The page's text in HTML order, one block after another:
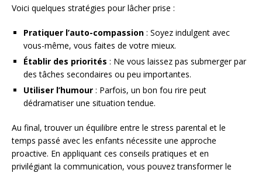
Voici quelques stratégies pour lâcher prise :
Pratiquer l’auto-compassion : Soyez indulgent avec
vous-même, vous faites de votre mieux.
Établir des priorités : Ne vous laissez pas submerger par
des tâches secondaires ou peu importantes.
Utiliser l’humour : Parfois, un bon fou rire peut
dédramatiser une situation tendue.
Au final, trouver un équilibre entre le stress parental et le
temps passé avec les enfants nécessite une approche
proactive. En appliquant ces conseils pratiques et en
privilégiant la communication, vous pouvez transformer le